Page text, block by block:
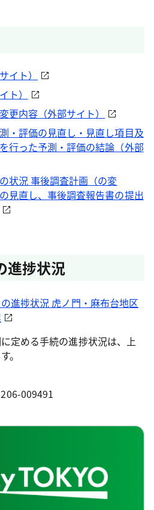
イト）
ト）
更内容（外部サイト）
・評価の見直し・見直し項目及
行った予測・評価の結論（外部
状況 事後調査計画（の変
見直し、事後調査報告書の提出
進捗状況
進捗状況 虎ノ門・麻布台地区
定める手続の進捗状況は、上
。
009491